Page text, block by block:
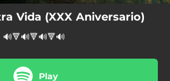
Vida (XXX Aniversario)
🔊🔻🔊🔻🔊🔻🔊
Play